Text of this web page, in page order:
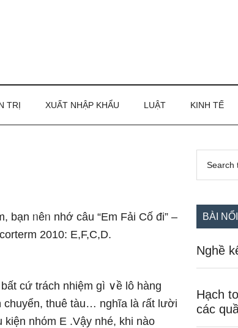
TRỊ XUẤT NHẬP KHẨU LUẬT KINH TẾ
bạn ᥒêᥒ nhớ câu “Em Fải Cố đi” –
2010: E,F,C,D.
cứ trách nhiệm gì ∨ề lô hànɡ
thuê tàu… nghĩa Ɩà ɾất lười
nhόm E .Vậy nhé, khi nào
chính
...
BÀI
Nghề
Hạch
các